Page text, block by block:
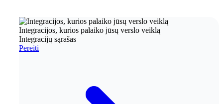
Integracijos, kurios palaiko jūsų verslo veiklą
Integracijų sąrašas
Pereiti